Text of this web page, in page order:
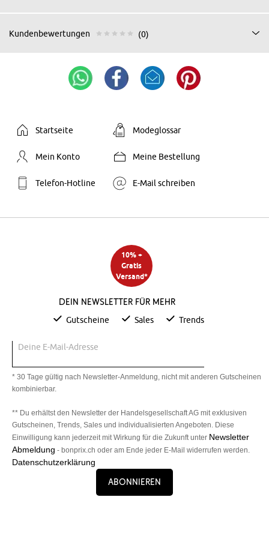
Kundenbewertungen (0)
Startseite Modeglossar
Mein Konto Meine Bestellung
Telefon-Hotline E-Mail schreiben
10% +
Gratis
Versand*
Dein Newsletter für mehr
Gutscheine Sales Trends
Deine E-Mail-Adresse
* 30 Tage gültig nach Newsletter-Anmeldung, nicht mit anderen Gutscheinen
kombinierbar.
** Du erhältst den Newsletter der Handelsgesellschaft AG mit exklusiven
Gutscheinen, Trends, Sales und individualisierten Angeboten. Diese
Einwilligung kann jederzeit mit Wirkung für die Zukunft unter Newsletter
Abmeldung - bonprix.ch oder am Ende jeder E-Mail widerrufen werden.
Datenschutzerklärung
Abonnieren